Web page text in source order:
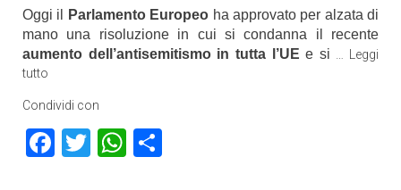
Oggi il Parlamento Europeo ha approvato per alzata di
mano una risoluzione in cui si condanna il recente
aumento dell’antisemitismo in tutta l’UEe si
Leggi
tutto
Condividi con
Facebook
TwitterWhatsApp